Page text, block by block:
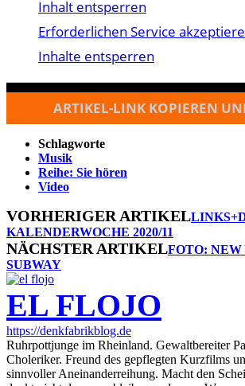
Inhalt entsperren
Erforderlichen Service
Inhalte entsperren
ARTIKEL-LINK KOPIEREN
Schlagworte
Musik
Reihe: Sie hören
Video
VORHERIGER ARTIKEL
KALENDERWOCHE 2020/11
NÄCHSTER ARTIKELFOTO:
SUBWAY
EL FLOJO
https://denkfabrikblog.de
Ruhrpottjunge im Rheinland. Gewaltbereiter
Choleriker. Freund des gepflegten Kurzfilms
sinnvoller Aneinanderreihung. Macht den